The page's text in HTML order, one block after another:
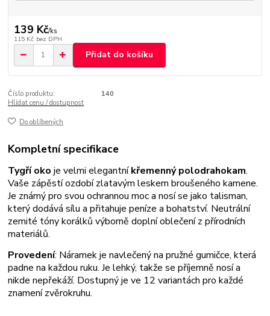
139 Kč/ks
115 Kč bez DPH
Přidat do košíku
Číslo produktu:
140
Hlídat cenu / dostupnost
Do oblíbených
Kompletní specifikace
Tygří oko je velmi elegantníkřemenný polodrahokam.
Vaše zápěstí ozdobí zlatavým leskem broušeného kamene.
Je známý pro svou ochrannou moc a nosí se jako talisman,
který dodává sílu a přitahuje peníze a bohatství. Neutrální
zemité tóny korálků výborně doplní oblečení z přírodních
materiálů.
Provedení: Náramek je navlečený na pružné gumičce, která
padne na každou ruku. Je lehký, takže se příjemně nosí a
nikde nepřekáží. Dostupný je ve 12 variantách pro každé
znamení zvěrokruhu.